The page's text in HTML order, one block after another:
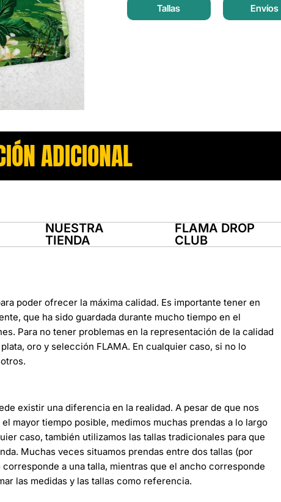
Tallas Envíos
ADICIONAL
NUESTRA
TIENDA
FLAMA DROP
CLUB
poder ofrecer la máxima calidad. Es importante tener en
que ha sido guardada durante mucho tiempo en el
Para no tener problemas en la representación de la calidad
oro y selección FLAMA. En cualquier caso, si no lo
existir una diferencia en la realidad. A pesar de que nos
mayor tiempo posible, medimos muchas prendas a lo largo
caso, también utilizamos las tallas tradicionales para que
Muchas veces situamos prendas entre dos tallas (por
a una talla, mientras que el ancho corresponde
las medidas y las tallas como referencia.